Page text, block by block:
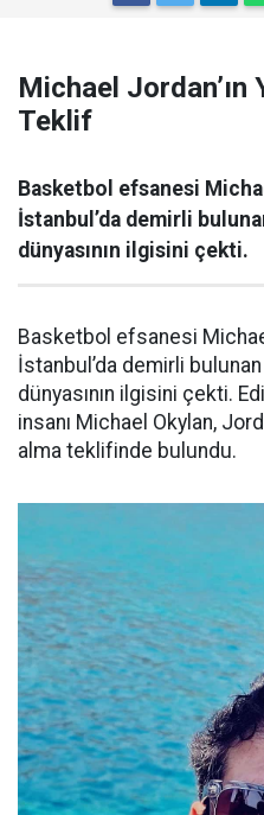
Michael Jordan’ın
Teklif
Basketbol efsanesi
İstanbul’da demirli
dünyasının ilgisini çekti.
Basketbol efsanesi
İstanbul’da demirli
dünyasının ilgisini çekti.
insanı Michael Okylan,
alma teklifinde bulundu.